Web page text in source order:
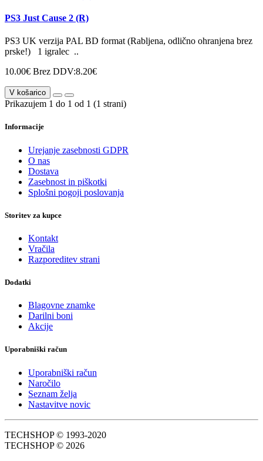
PS3 Just Cause 2 (R)
PS3 UK verzija PAL BD format (Rabljena, odlično ohranjena brez
prske!) 1 igralec ..
10.00€ Brez DDV:8.20€
V košarico
Prikazujem 1 do 1 od 1 (1 strani)
Informacije
Urejanje zasebnosti GDPR
O nas
Dostava
Zasebnost in piškotki
Splošni pogoji poslovanja
Storitev za kupce
Kontakt
Vračila
Razporeditev strani
Dodatki
Blagovne znamke
Darilni boni
Akcije
Uporabniški račun
Uporabniški račun
Naročilo
Seznam želja
Nastavitve novic
TECHSHOP © 1993-2020
TECHSHOP © 2026